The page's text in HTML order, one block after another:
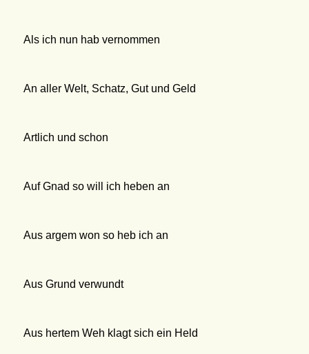
Als ich nun hab vernommen
An aller Welt, Schatz, Gut und Geld
Artlich und schon
Auf Gnad so will ich heben an
Aus argem won so heb ich an
Aus Grund verwundt
Aus hertem Weh klagt sich ein Held